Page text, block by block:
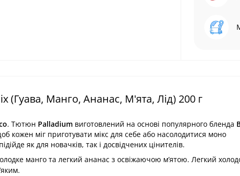
Манго, Ананас, М'ята, Лід) 200 г
. Тютюн Palladium виготовлений на основі популярного бленда
кожен міг приготувати мікс для себе або насолодитися моно
як для новачків, так і досвідчених цінителів.
манго та легкий ананас з освіжаючою м’ятою. Легкий